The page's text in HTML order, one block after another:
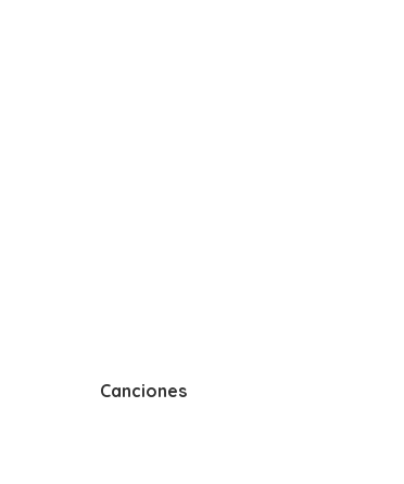
Canciones